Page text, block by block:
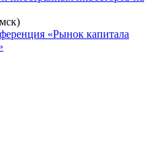
инвестиций в
иностранных инвесторов на
«Рынок капитала